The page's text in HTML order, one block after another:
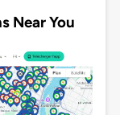
Near You